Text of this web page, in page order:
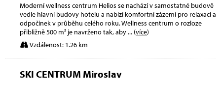
Moderní wellness centrum Helios se nachází v samostatné budově
vedle hlavní budovy hotelu a nabízí komfortní zázemí pro relaxaci a
odpočinek v průběhu celého roku. Wellness centrum o rozloze
přibližně 500 m² je navrženo tak, aby... (více)
Vzdálenost: 1.26 km
SKI CENTRUM Miroslav